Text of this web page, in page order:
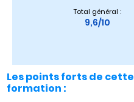
Total général :
9,6/10
Les points forts de cette
formation :